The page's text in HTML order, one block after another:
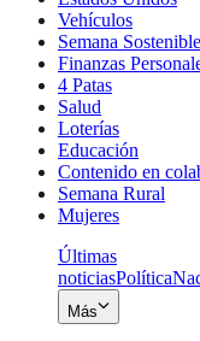
Vehículos
Semana Sostenible
Finanzas
4 Patas
Salud
Loterías
Educación
Contenido en
Semana Rural
Mujeres
Últimas
noticiasPolítica
Más